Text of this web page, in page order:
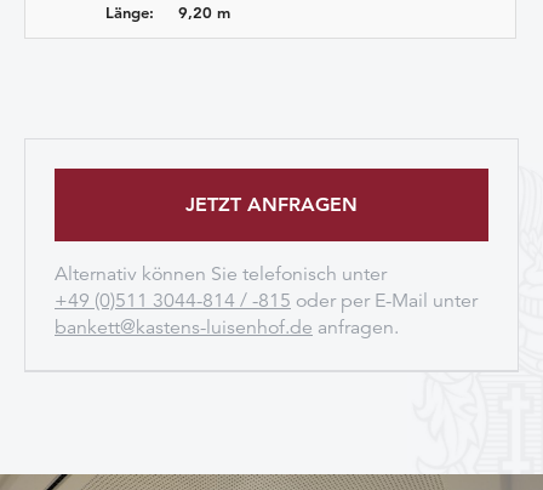
Länge: 9,20 m
JETZT ANFRAGEN
Alternativ können Sie telefonisch unter
+49 (0)511 3044-814 / -815 oder per E-Mail unter
bankett@kastens-luisenhof.de anfragen.